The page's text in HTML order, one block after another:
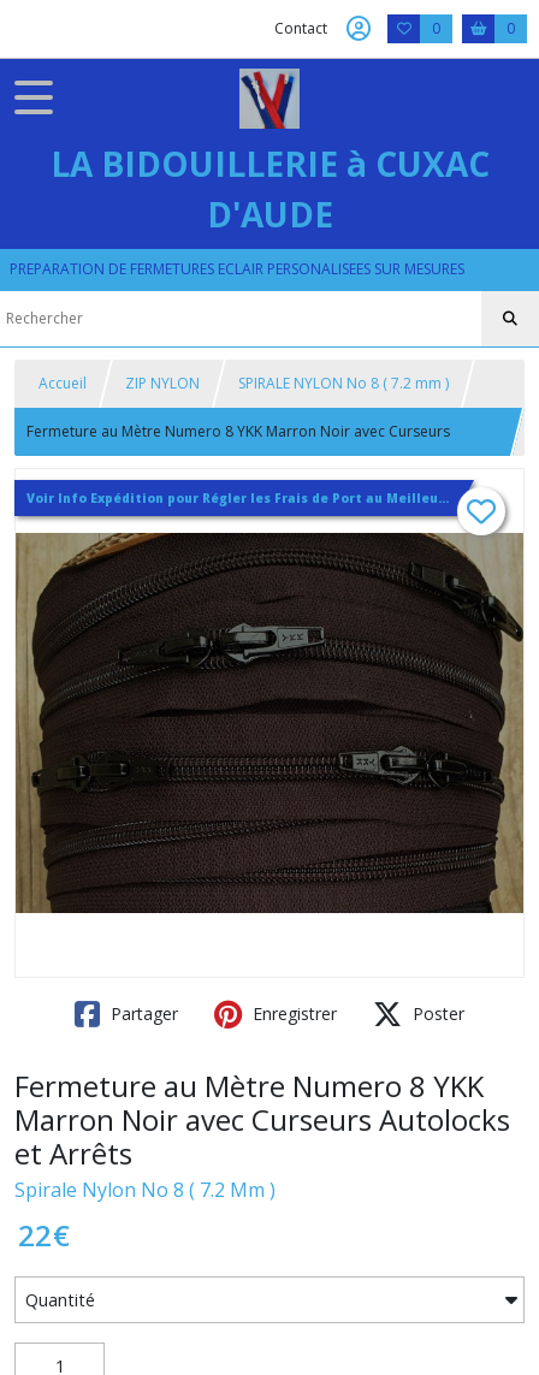
Contact 0 0
LA BIDOUILLERIE à CUXAC
D'AUDE
PREPARATION DE FERMETURES ECLAIR PERSONALISEES SUR MESURES
Accueil ZIP NYLON SPIRALE NYLON No 8 ( 7.2 mm )
Fermeture au Mètre Numero 8 YKK Marron Noir avec Curseurs
Autolocks et Arrêts
Voir Info Expédition pour Régler les Frais de Port au Meilleur Prix , En haut d'ecran à Droite
Partager Enregistrer Poster
Fermeture au Mètre Numero 8 YKK
Marron Noir avec Curseurs Autolocks
et Arrêts
Spirale Nylon No 8 ( 7.2 Mm )
22€